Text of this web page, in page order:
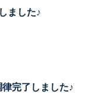
ました♪
完了しました♪